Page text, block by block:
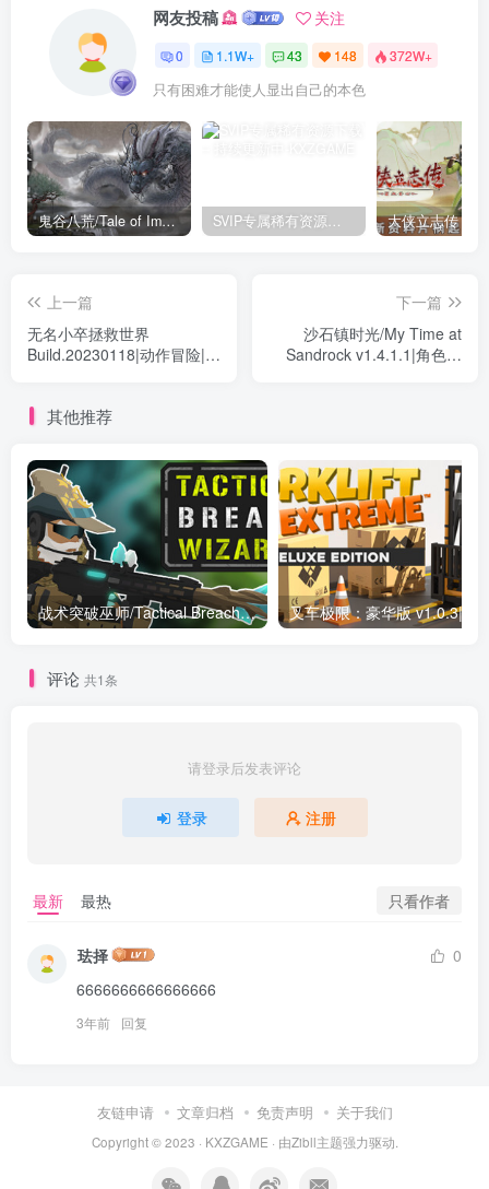
网友投稿 关注
0 1.1W+ 43 148 372W+
只有困难才能使人显出自己的本色
鬼谷八荒/Tale of Immortal v1.2.105.259|角色扮演|容量27.4GB|免安装绿色中文版 SVIP专属稀有资源下载 – 持续更新中
上一篇
无名小卒拯救世界
Build.20230118|动作冒险|容
下一篇
沙石镇时光/My Time at
Sandrock v1.4.1.1|角色扮
其他推荐
战术突破巫师/Tactical Breach Wizards Build.15683998|策略战棋|容量3.4GB|免安装绿色英文版
评论 共1条
请登录后发表评论
登录 注册
最新 最热 只看作者
珐择
0
6666666666666666
3年前 回复
友链申请 文章归档 免责声明 关于我们
Copyright © 2023 · KXZGAME · 由Zibll主题强力驱动.